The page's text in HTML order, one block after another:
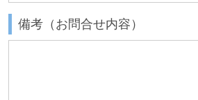
備考（お問合せ内容）